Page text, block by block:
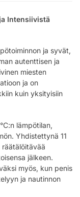
Intensiivistä
ja syvät,
autenttisen ja
miesten
ja on
kuin yksityisiin
lämpötilan,
Yhdistettynä 11
räätälöitävää
jälkeen.
myös, kun penis
ja nautinnon